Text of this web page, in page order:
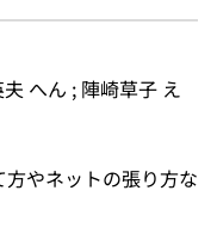
へん ; 陣崎草子 え
やネットの張り方な